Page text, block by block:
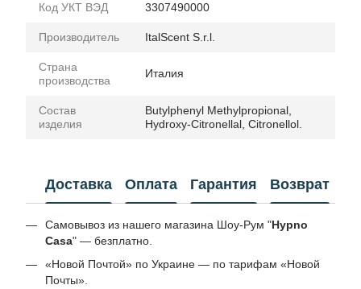
Код УКТ ВЭД 3307490000
Производитель ItalScent S.r.l.
Страна
производства
Италия
Состав
изделия
Butylphenyl Methylpropional,
Hydroxy-Citronellal, Citronellol.
Доставка Оплата Гарантия Возврат
Самовывоз из нашего магазина Шоу-Рум "Hypno
Casa" — безплатно.
«Новой Почтой» по Украине — по тарифам «Новой
Почты».